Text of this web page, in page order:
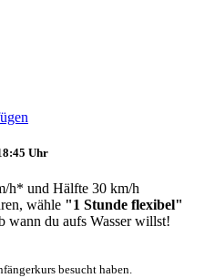
Uhr
h* und Hälfte 30 km/h
wähle "1 Stunde flexibel"
wann du aufs Wasser willst!
besucht haben.